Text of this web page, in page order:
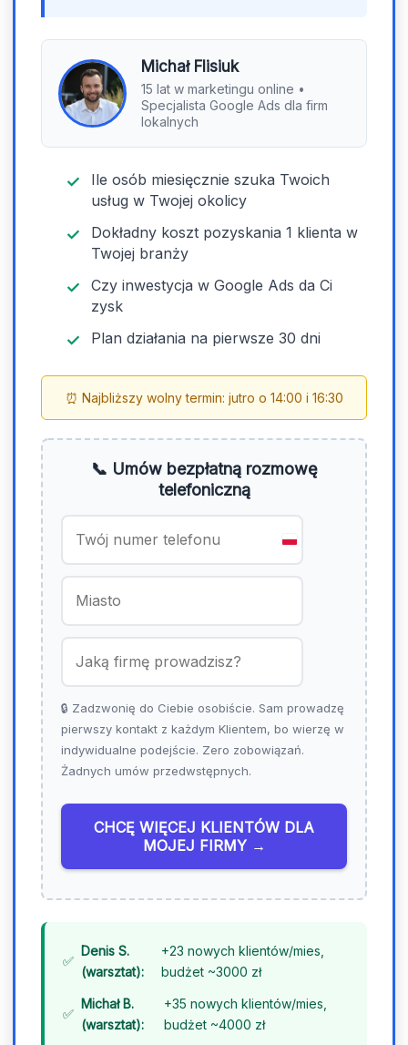
Michał Flisiuk
15 lat w marketingu online •
Specjalista Google Ads dla firm
lokalnych
Ile osób miesięcznie szuka Twoich
usług w Twojej okolicy
Dokładny koszt pozyskania 1 klienta w
Twojej branży
Czy inwestycja w Google Ads da Ci
zysk
Plan działania na pierwsze 30 dni
⏰ Najbliższy wolny termin: jutro o 14:00 i 16:30
📞 Umów bezpłatną rozmowę
telefoniczną
P
o
n
8
🔒 Zadzwonię do Ciebie osobiście. Sam prowadzę
pierwszy kontakt z każdym Klientem, bo wierzę w
indywidualne podejście. Zero zobowiązań.
Żadnych umów przedwstępnych.
CHCĘ WIĘCEJ KLIENTÓW DLA
MOJEJ FIRMY →
Denis S.
(warsztat):
+23 nowych klientów/mies,
budżet ~3000 zł
Michał B.
(warsztat):
+35 nowych klientów/mies,
budżet ~4000 zł